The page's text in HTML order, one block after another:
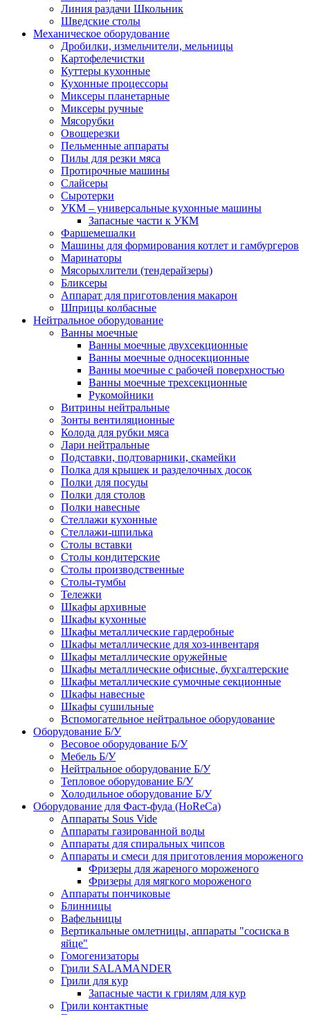
Линия раздачи Школьник
Шведские столы
Механическое оборудование
Дробилки, измельчители, мельницы
Картофелечистки
Куттеры кухонные
Кухонные процессоры
Миксеры планетарные
Миксеры ручные
Мясорубки
Овощерезки
Пельменные аппараты
Пилы для резки мяса
Протирочные машины
Слайсеры
Сыротерки
УКМ – универсальные кухонные машины
Запасные части к УКМ
Фаршемешалки
Машины для формирования котлет и гамбургеров
Маринаторы
Мясорыхлители (тендерайзеры)
Бликсеры
Аппарат для приготовления макарон
Шприцы колбасные
Нейтральное оборудование
Ванны моечные
Ванны моечные двухсекционные
Ванны моечные односекционные
Ванны моечные с рабочей поверхностью
Ванны моечные трехсекционные
Рукомойники
Витрины нейтральные
Зонты вентиляционные
Колода для рубки мяса
Лари нейтральные
Подставки, подтоварники, скамейки
Полка для крышек и разделочных досок
Полки для посуды
Полки для столов
Полки навесные
Стеллажи кухонные
Стеллажи-шпилька
Столы вставки
Столы кондитерские
Столы производственные
Столы-тумбы
Тележки
Шкафы архивные
Шкафы кухонные
Шкафы металлические гардеробные
Шкафы металлические для хоз-инвентаря
Шкафы металлические оружейные
Шкафы металлические офисные, бухгалтерские
Шкафы металлические сумочные секционные
Шкафы навесные
Шкафы сушильные
Вспомогательное нейтральное оборудование
Оборудование Б/У
Весовое оборудование Б/У
Мебель Б/У
Нейтральное оборудование Б/У
Тепловое оборудование Б/У
Холодильное оборудование Б/У
Оборудование для Фаст-фуда (HoReCa)
Аппараты Sous Vide
Аппараты газированной воды
Аппараты для спиральных чипсов
Аппараты и смеси для приготовления мороженого
Фризеры для жареного мороженого
Фризеры для мягкого мороженого
Аппараты пончиковые
Блинницы
Вафельницы
Вертикальные омлетницы, аппараты "сосиска в
яйце"
Гомогенизаторы
Грили SALAMANDER
Грили для кур
Запасные части к грилям для кур
Грили контактные